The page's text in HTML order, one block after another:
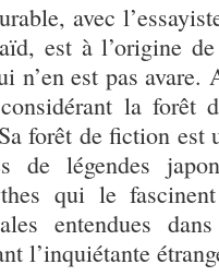
avec
est à l’origine
n’en est pas avare.
la forêt
forêt de fiction est
légendes
qui le
entendues
l’inquiétante